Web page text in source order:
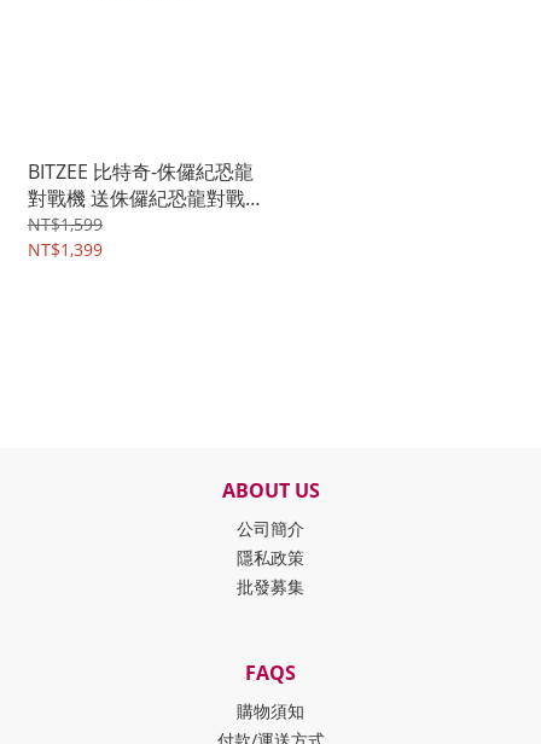
BITZEE 比特奇-侏儸紀恐龍
對戰機 送侏儸紀恐龍對戰
機(可對戰)
NT$1,599
NT$1,399
ABOUT US
公司簡介
隱私政策
批發募集
FAQS
購物須知